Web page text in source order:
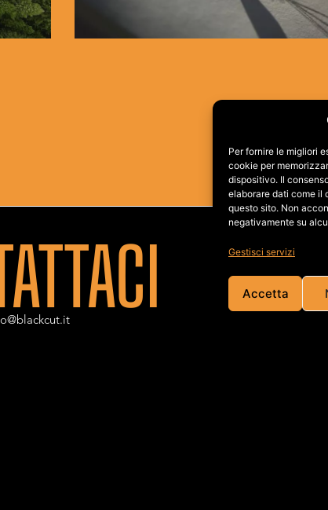
Per fornire le migliori
cookie per
dispositivo. Il
elaborare dati come il
questo sito. Non
negativamente su
Gestisci servizi
Accetta